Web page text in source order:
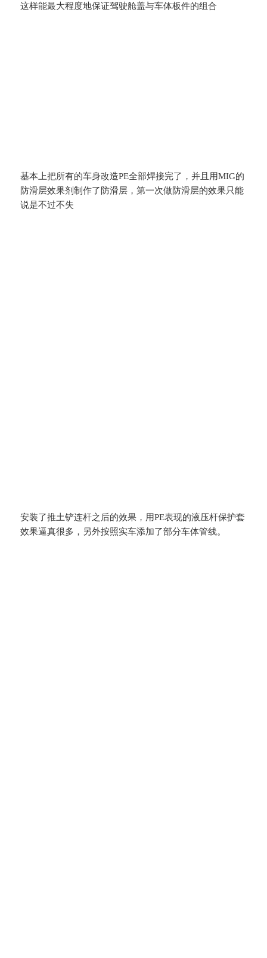
这样能最大程度地保证驾驶舱盖与车体板件的组合
基本上把所有的车身改造PE全部焊接完了，并且用MIG的
防滑层效果剂制作了防滑层，第一次做防滑层的效果只能
说是不过不失
安装了推土铲连杆之后的效果，用PE表现的液压杆保护套
效果逼真很多，另外按照实车添加了部分车体管线。